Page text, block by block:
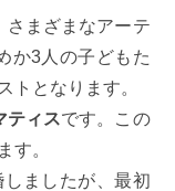
さまざまなアーテ
か3人の子どもた
トとなります。
ティスです。この
す。
ましたが、最初